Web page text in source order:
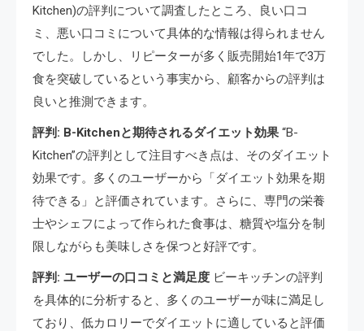
Kitchen)の評判について調査したところ、良い口コ
ミ、悪い口コミについて具体的な情報は得られません
でした。しかし、リピーターが多く販売開始1年で3万
食を突破しているという事実から、顧客からの評判は
良いと推測できます。
評判: B-Kitchenと期待されるダイエット効果 “B-
Kitchen”の評判として注目すべき点は、そのダイエット
効果です。多くのユーザーから「ダイエット効果を期
待できる」と評価されています。さらに、専門の栄養
士やシェフによって作られた食事は、糖質や塩分を制
限しながらも美味しさを保つと好評です。
評判: ユーザーの口コミと満足度 ビーキッチンの評判
を具体的に分析すると、多くのユーザーが味に満足し
ており、低カロリーでダイエットに適していると評価